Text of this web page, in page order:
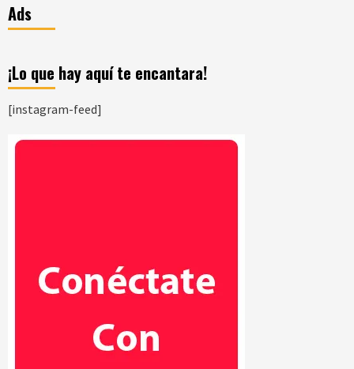
Ads
¡Lo que hay aquí te encantara!
[instagram-feed]